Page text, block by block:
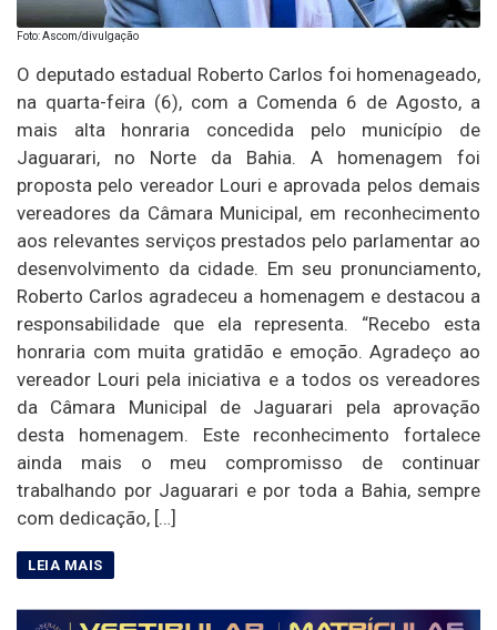
Foto: Ascom/divulgação
O deputado estadual Roberto Carlos foi homenageado,
na quarta-feira (6), com a Comenda 6 de Agosto, a
mais alta honraria concedida pelo município de
Jaguarari, no Norte da Bahia. A homenagem foi
proposta pelo vereador Louri e aprovada pelos demais
vereadores da Câmara Municipal, em reconhecimento
aos relevantes serviços prestados pelo parlamentar ao
desenvolvimento da cidade. Em seu pronunciamento,
Roberto Carlos agradeceu a homenagem e destacou a
responsabilidade que ela representa. “Recebo esta
honraria com muita gratidão e emoção. Agradeço ao
vereador Louri pela iniciativa e a todos os vereadores
da Câmara Municipal de Jaguarari pela aprovação
desta homenagem. Este reconhecimento fortalece
ainda mais o meu compromisso de continuar
trabalhando por Jaguarari e por toda a Bahia, sempre
com dedicação, […]